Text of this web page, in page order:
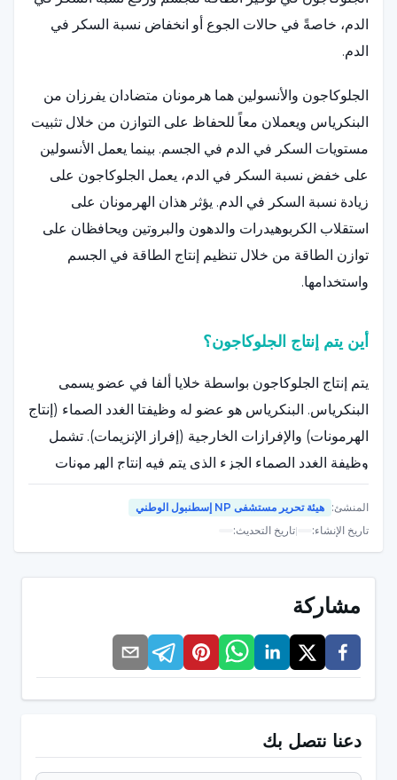
الدم، خاصةً في حالات الجوع أو انخفاض نسبة السكر في
الدم.
الجلوكاجون والأنسولين هما هرمونان متضادان يفرزان من
البنكرياس ويعملان معاً للحفاظ على التوازن من خلال تثبيت
مستويات السكر في الدم في الجسم. بينما يعمل الأنسولين
على خفض نسبة السكر في الدم، يعمل الجلوكاجون على
زيادة نسبة السكر في الدم. يؤثر هذان الهرمونان على
استقلاب الكربوهيدرات والدهون والبروتين ويحافظان على
توازن الطاقة من خلال تنظيم إنتاج الطاقة في الجسم
واستخدامها.
أين يتم إنتاج الجلوكاجون؟
يتم إنتاج الجلوكاجون بواسطة خلايا ألفا في عضو يسمى
البنكرياس. البنكرياس هو عضو له وظيفتا الغدد الصماء (إنتاج
الهرمونات) والإفرازات الخارجية (إفراز الإنزيمات). تشمل
وظيفة الغدد الصماء الجزء الذي يتم فيه إنتاج الهرمونات
وإفرازها.
توجد داخل البنكرياس مجموعات خلايا خاصة تسمى
تحويل الجليكوجين المخزن في الكبد إلى جلوكوز، مع التركيز
بشكل خاص على مهمة رفع نسبة السكر في الدم.
دور مهم في تنظيم نسبة السكر في الدم في الجسم.
المنشئ: هيئة تحرير مستشفى NP إسطنبول الوطني
تاريخ الإنشاء:
|تاريخ التحديث:
مشاركة
دعنا نتصل بك